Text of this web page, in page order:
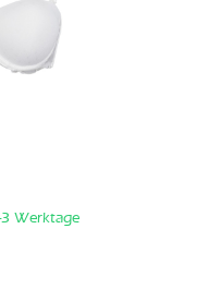
Werktage